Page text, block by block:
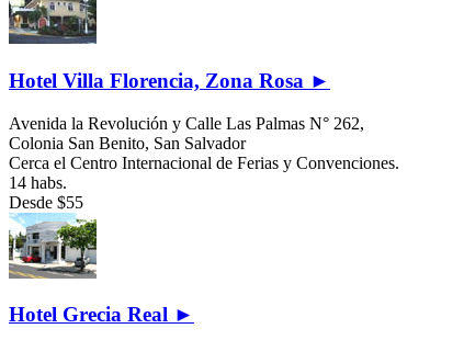
Hotel Villa Florencia, Zona Rosa ►
Avenida la Revolución y Calle Las Palmas N° 262,
Colonia San Benito, San Salvador
Cerca el Centro Internacional de Ferias y Convenciones.
14 habs.
Desde $55
Hotel Grecia Real ►